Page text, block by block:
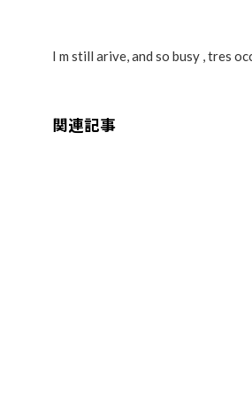
I m still arive, and so busy , tres
関連記事